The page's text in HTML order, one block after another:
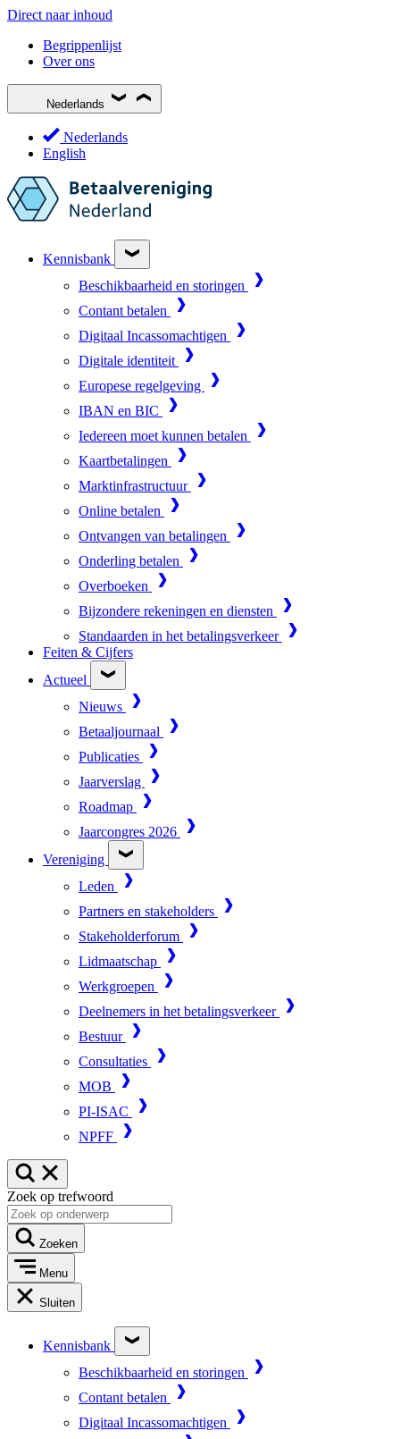
Direct naar inhoud
Begrippenlijst
Over ons
Nederlands
Nederlands
English
Kennisbank
Beschikbaarheid en storingen
Contant betalen
Digitaal Incassomachtigen
Digitale identiteit
Europese regelgeving
IBAN en BIC
Iedereen moet kunnen betalen
Kaartbetalingen
Marktinfrastructuur
Online betalen
Ontvangen van betalingen
Onderling betalen
Overboeken
Bijzondere rekeningen en diensten
Standaarden in het betalingsverkeer
Feiten & Cijfers
Actueel
Nieuws
Betaaljournaal
Publicaties
Jaarverslag
Roadmap
Jaarcongres 2026
Vereniging
Leden
Partners en stakeholders
Stakeholderforum
Lidmaatschap
Werkgroepen
Deelnemers in het betalingsverkeer
Bestuur
Consultaties
MOB
PI-ISAC
NPFF
Zoek op trefwoord
Zoeken
Menu
Sluiten
Kennisbank
Beschikbaarheid en storingen
Contant betalen
Digitaal Incassomachtigen